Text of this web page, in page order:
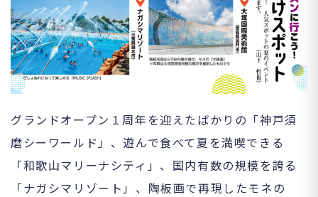
グランドオープン１周年を迎えたばかりの「神戸須
磨シーワールド」、遊んで食べて夏を満喫できる
「和歌山マリーナシティ」、国内有数の規模を誇る
「ナガシマリゾート」、陶板画で再現したモネの